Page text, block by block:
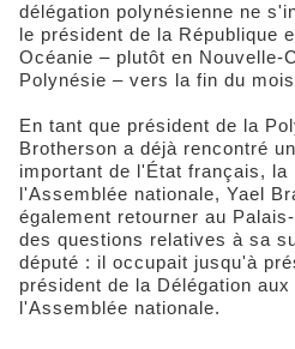
délégation polynésienne ne
le président de la République
Océanie – plutôt en Nouvelle-
Polynésie – vers la fin du
En tant que président de la
Brotherson a déjà rencontré
important de l'État français, la
l'Assemblée nationale, Yael
également retourner au
des questions relatives à sa
député : il occupait jusqu'à
président de la Délégation
l'Assemblée nationale.